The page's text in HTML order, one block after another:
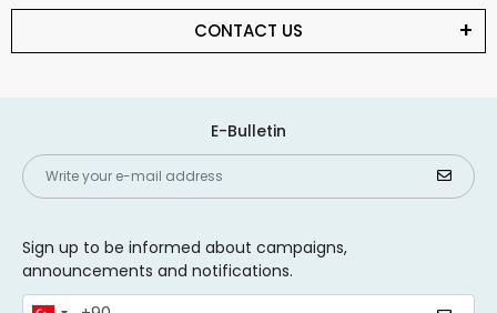
CONTACT US
E-Bulletin
Sign up to be informed about campaigns,
announcements and notifications.